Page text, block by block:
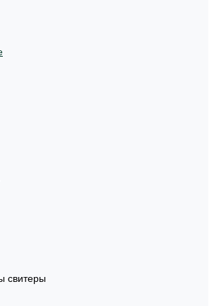
свитеры